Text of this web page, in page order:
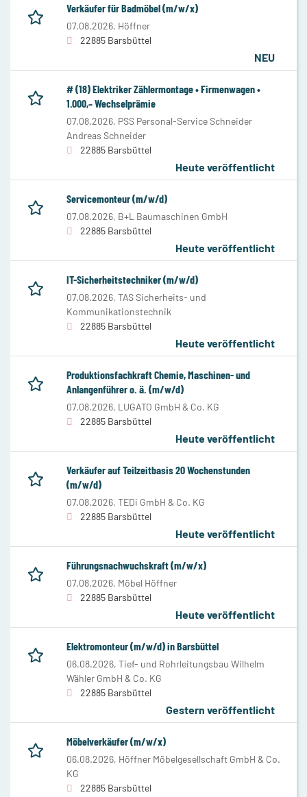
Verkäufer für Badmöbel (m/w/x)
07.08.2026, Höffner
22885 Barsbüttel
NEU
# (18) Elektriker Zählermontage • Firmenwagen •
1.000,– Wechselprämie
07.08.2026, PSS Personal-Service Schneider
Andreas Schneider
22885 Barsbüttel
Heute veröffentlicht
Servicemonteur (m/w/d)
07.08.2026, B+L Baumaschinen GmbH
22885 Barsbüttel
Heute veröffentlicht
IT-Sicherheitstechniker (m/w/d)
07.08.2026, TAS Sicherheits- und
Kommunikationstechnik
22885 Barsbüttel
Heute veröffentlicht
Produktionsfachkraft Chemie, Maschinen- und
Anlangenführer o. ä. (m/w/d)
07.08.2026, LUGATO GmbH & Co. KG
22885 Barsbüttel
Heute veröffentlicht
Verkäufer auf Teilzeitbasis 20 Wochenstunden
(m/w/d)
07.08.2026, TEDi GmbH & Co. KG
22885 Barsbüttel
Heute veröffentlicht
Führungsnachwuchskraft (m/w/x)
07.08.2026, Möbel Höffner
22885 Barsbüttel
Heute veröffentlicht
Elektromonteur (m/w/d) in Barsbüttel
06.08.2026, Tief- und Rohrleitungsbau Wilhelm
Wähler GmbH & Co. KG
22885 Barsbüttel
Gestern veröffentlicht
Möbelverkäufer (m/w/x)
06.08.2026, Höffner Möbelgesellschaft GmbH & Co.
KG
22885 Barsbüttel